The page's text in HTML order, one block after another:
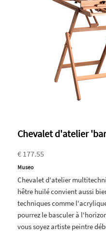
Chevalet d'atelier
€ 177.55
Museo
Chevalet d'atelier
hêtre huilé convient aussi
techniques comme
pourrez le basculer à
vous soyez artiste peintre